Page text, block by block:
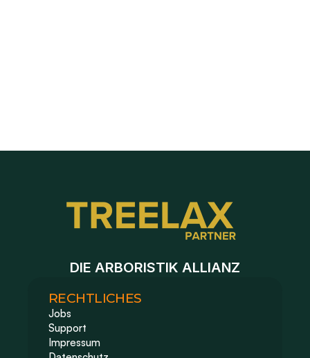
DIE ARBORISTIK ALLIANZ
RECHTLICHES
Jobs
Support
Impressum